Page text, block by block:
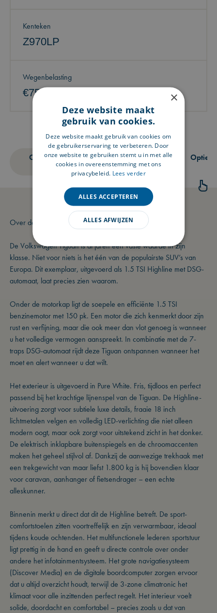
Kenteken
Z970LP
Wegenbelasting
€75 tot €82 per maand
Omschrijving
Technische
specificaties
Opties
Over deze Volkswagen
De Volkswagen Tiguan is al jaren een vaste waarde in zijn
klasse. Niet voor niets is het één van de populairste SUV’s van
Europa. Dit exemplaar, uitgevoerd als 1.5 TSI Highline met DSG-
automaat, laat precies zien waarom.
Onder de motorkap ligt de soepele en efficiënte 1.5 TSI
benzinemotor met 150 pk. Een motor die zich kenmerkt door zijn
rust en verfijning, maar die ook meer dan vlot genoeg is wanneer
u het volledige vermogen aanspreekt. In combinatie met de 7-
traps DSG-automaat rijdt deze Tiguan ontspannen wanneer het
moet en alert wanneer u dat wilt.
Het exterieur is uitgevoerd in Pure White. Fris, tijdloos en perfect
passend bij het krachtige lijnenspel van de Tiguan. De Highline-
uitvoering zorgt voor subtiele luxe details, fraaie 18 inch
lichtmetalen velgen en volledig LED-verlichting die niet alleen
modern oogt, maar ook zorgt voor uitstekend zicht in het donker.
De elektrisch inklapbare buitenspiegels en de chroomaccenten
maken het geheel stijlvol af. Dankzij de aanwezige trekhaak met
een trekgewicht van maar liefst 1.800 kg is hij bovendien klaar
voor caravan, aanhanger of fietsendrager – een echte
alleskunner.
Binnenin merkt u direct dat dit de Highline betreft. De sport-
comfortstoelen zitten voortreffelijk en zijn verwarmbaar, ideaal
tijdens koude ochtenden. Het multifunctionele lederen sportstuur
ligt prettig in de hand en geeft u directe controle over onder
andere het infotainmentsysteem. Het grote navigatiesysteem
(Discover Media) en de digitale boordcomputer zorgen ervoor
dat u altijd overzicht houdt, terwijl de 3-zone climatronic het
klimaat voor alle inzittenden perfect regelt. Het interieur voelt
solide, doordacht en comfortabel – precies zoals u dat van
×
Deze website maakt
gebruik van cookies.
Deze website maakt gebruik van cookies om
de gebruikerservaring te verbeteren. Door
onze website te gebruiken stemt u in met alle
cookies in overeenstemming met ons
privacybeleid. Lees verder
ALLES ACCEPTEREN
ALLES AFWIJZEN